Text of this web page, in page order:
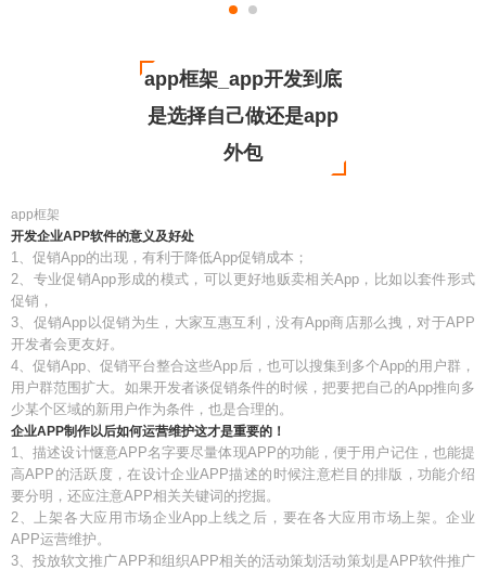
app框架_app开发到底
是选择自己做还是app
外包
app框架
开发企业APP软件的意义及好处
1、促销App的出现，有利于降低App促销成本；
2、专业促销App形成的模式，可以更好地贩卖相关App，比如以套件形式
促销，
3、促销App以促销为生，大家互惠互利，没有App商店那么拽，对于APP
开发者会更友好。
4、促销App、促销平台整合这些App后，也可以搜集到多个App的用户群，
用户群范围扩大。如果开发者谈促销条件的时候，把要把自己的App推向多
少某个区域的新用户作为条件，也是合理的。
企业APP制作以后如何运营维护这才是重要的！
1、描述设计惬意APP名字要尽量体现APP的功能，便于用户记住，也能提
高APP的活跃度，在设计企业APP描述的时候注意栏目的排版，功能介绍
要分明，还应注意APP相关关键词的挖掘。
2、上架各大应用市场企业App上线之后，要在各大应用市场上架。企业
APP运营维护。
3、投放软文推广APP和组织APP相关的活动策划活动策划是APP软件推广